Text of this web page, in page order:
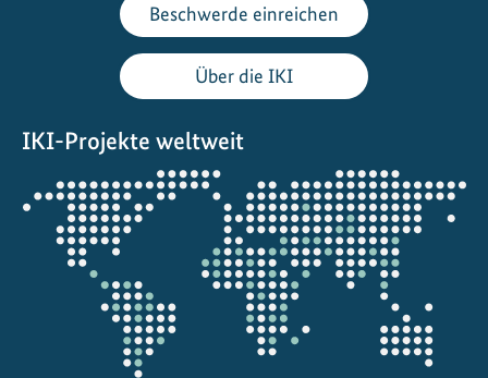
Beschwerde einreichen
Über die IKI
IKI-Projekte weltweit
Öffnet
die
Projektkarte